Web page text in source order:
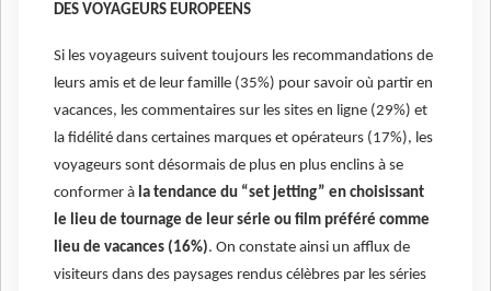
DES VOYAGEURS EUROPEENS
Si les voyageurs suivent toujours les recommandations de
leurs amis et de leur famille (35%) pour savoir où partir en
vacances, les commentaires sur les sites en ligne (29%) et
la fidélité dans certaines marques et opérateurs (17%), les
voyageurs sont désormais de plus en plus enclins à se
conformer à la tendance du “set jetting” en choisissant
le lieu de tournage de leur série ou film préféré comme
lieu de vacances (16%). On constate ainsi un afflux de
visiteurs dans des paysages rendus célèbres par les séries